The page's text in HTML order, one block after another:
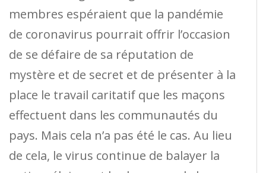
membres espéraient que la pandémie
de coronavirus pourrait offrir l’occasion
de se défaire de sa réputation de
mystère et de secret et de présenter à la
place le travail caritatif que les maçons
effectuent dans les communautés du
pays. Mais cela n’a pas été le cas. Au lieu
de cela, le virus continue de balayer la